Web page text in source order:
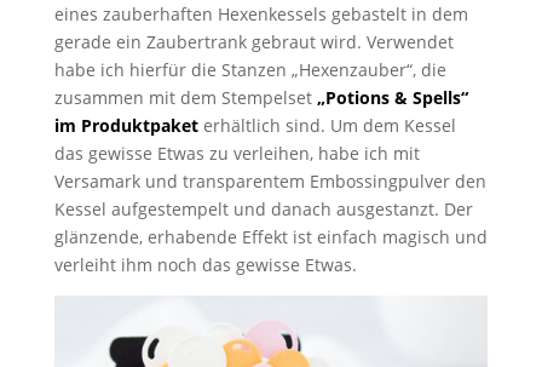
eines zauberhaften Hexenkessels gebastelt in dem
gerade ein Zaubertrank gebraut wird. Verwendet
habe ich hierfür die Stanzen „Hexenzauber“, die
zusammen mit dem Stempelset „Potions & Spells“
im Produktpaketerhältlich sind. Um dem Kessel
das gewisse Etwas zu verleihen, habe ich mit
Versamark und transparentem Embossingpulver den
Kessel aufgestempelt und danach ausgestanzt. Der
glänzende, erhabende Effekt ist einfach magisch und
verleiht ihm noch das gewisse Etwas.